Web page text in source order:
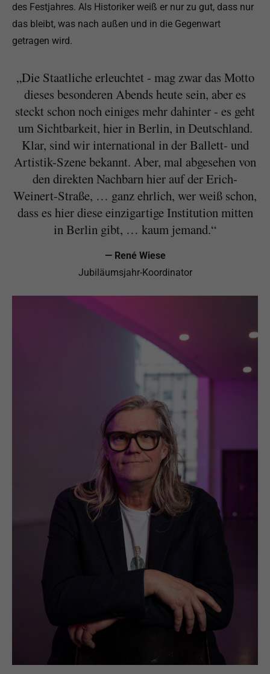
des Festjahres. Als Historiker weiß er nur zu gut, dass nur
das bleibt, was nach außen und in die Gegenwart
getragen wird.
„Die Staatliche erleuchtet - mag zwar das Motto
dieses besonderen Abends heute sein, aber es
steckt schon noch einiges mehr dahinter - es geht
um Sichtbarkeit, hier in Berlin, in Deutschland.
Klar, sind wir international in der Ballett- und
Artistik-Szene bekannt. Aber, mal abgesehen von
den direkten Nachbarn hier auf der Erich-
Weinert-Straße, … ganz ehrlich, wer weiß schon,
dass es hier diese einzigartige Institution mitten
in Berlin gibt, … kaum jemand.“
— René Wiese
Jubiläumsjahr-Koordinator